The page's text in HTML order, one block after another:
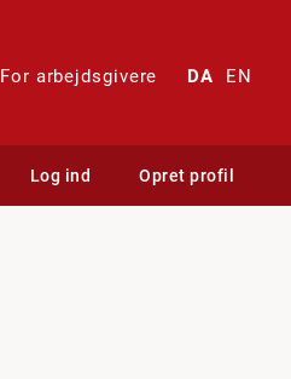
For arbejdsgivere DA EN
Log ind Opret profil